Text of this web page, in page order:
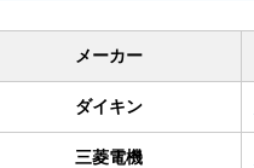
メーカー
ダイキン
三菱電機